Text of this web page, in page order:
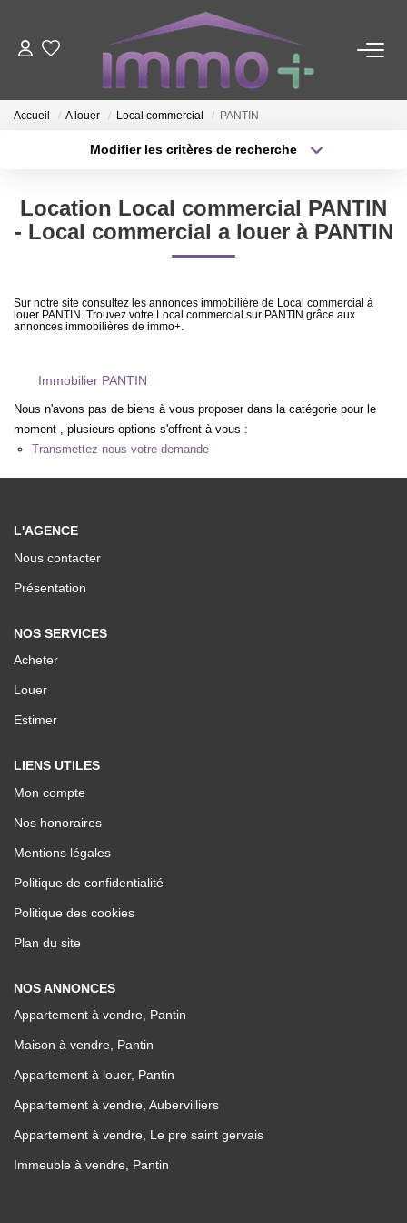
ACHETER
LOUER
FAIRE GÉRER
ESTIMER
NOTRE AGENCE
Qui Sommes-Nous ?
Nos Valeurs
ESPACE CLIENTS
Accueil A louer Local commercial PANTIN
Modifier les critères de recherche
Sélectionnez...
Type de bien
Surface min
Créer une alerte
Location Local commercial PANTIN
- Local commercial a louer à PANTIN
Sur notre site consultez les annonces immobilière de Local commercial à
louer PANTIN. Trouvez votre Local commercial sur PANTIN grâce aux
annonces immobilières de immo+.
Immobilier PANTIN
Nous n'avons pas de biens à vous proposer dans la catégorie pour le
moment , plusieurs options s'offrent à vous :
Transmettez-nous votre demande
L'AGENCE
Nous contacter
Présentation
NOS SERVICES
Acheter
Louer
Estimer
LIENS UTILES
Mon compte
Nos honoraires
Mentions légales
Politique de confidentialité
Politique des cookies
Plan du site
NOS ANNONCES
Appartement à vendre, Pantin
Maison à vendre, Pantin
Appartement à louer, Pantin
Appartement à vendre, Aubervilliers
Appartement à vendre, Le pre saint gervais
Immeuble à vendre, Pantin